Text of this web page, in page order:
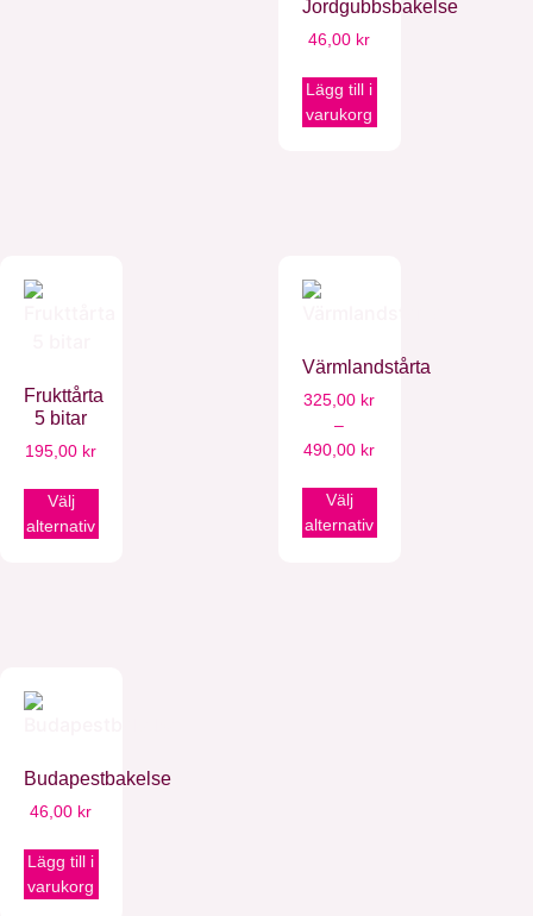
Jordgubbsbakelse
46,00 kr
Lägg till i
varukorg
Frukttårta
5 bitar
195,00 kr
Välj
alternativ
Värmlandstårta
325,00 kr
–
490,00 kr
Välj
alternativ
Budapestbakelse
46,00 kr
Lägg till i
varukorg